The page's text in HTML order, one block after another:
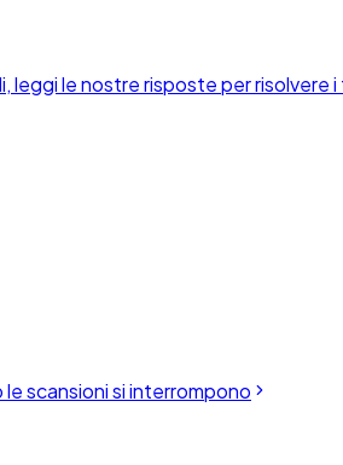
le nostre risposte per risolvere
scansioni si interrompono